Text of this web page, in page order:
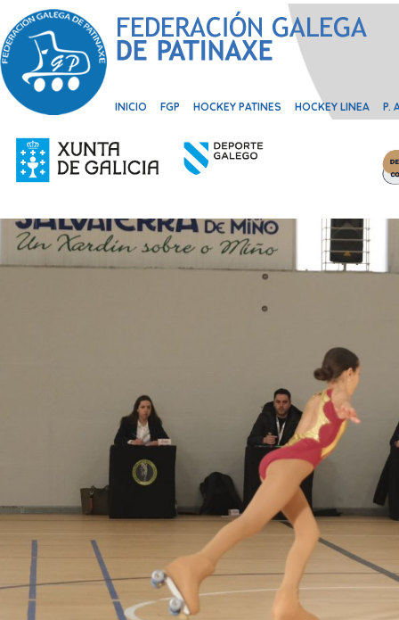
INICIO FGP HOCKEY PATINES HOCKEY LINEA P.